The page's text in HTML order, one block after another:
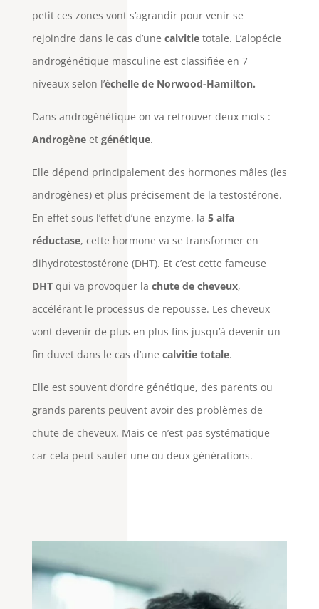
petit ces zones vont s’agrandir pour venir se
rejoindre dans le cas d’une calvitietotale. L’alopécie
androgénétique masculine est classifiée en 7
niveaux selon l’échelle de Norwood-Hamilton.
Dans androgénétique on va retrouver deux mots :
Androgèneet génétique.
Elle dépend principalement des hormones mâles (les
androgènes) et plus précisement de la testostérone.
En effet sous l’effet d’une enzyme, la 5 alfa
réductase, cette hormone va se transformer en
dihydrotestostérone (DHT). Et c’est cette fameuse
DHTqui va provoquer la chute de cheveux,
accélérant le processus de repousse. Les cheveux
vont devenir de plus en plus fins jusqu’à devenir un
fin duvet dans le cas d’une calvitie totale.
Elle est souvent d’ordre génétique, des parents ou
grands parents peuvent avoir des problèmes de
chute de cheveux. Mais ce n’est pas systématique
car cela peut sauter une ou deux générations.